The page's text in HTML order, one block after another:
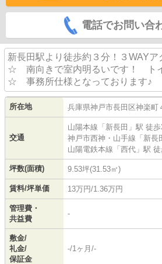
電話でお問い合
新長田駅より徒歩約３分！３WAY
☆ 南向きで室内明るいです！ ト
☆ 事務所仕様となっております♪
所在地 兵庫県神戸市長田区神楽町
交通
山陽本線 「 新長田 」駅 徒
神戸市西神・山手線 「 新長
山陽電鉄本線 「 西代 」駅
坪数(面積) 9.53坪(31.53㎡)
賃料/坪単価 13万円/1.36万円
管理費・
共益費
-
敷金/
礼金/
保証金
-/1ヶ月/-